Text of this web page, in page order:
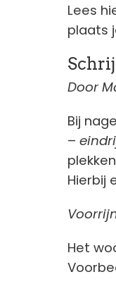
Lees
plaats
Door
Bij
–
Hierbij
Het